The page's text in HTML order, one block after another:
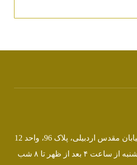
مقدس اردبیلی، پلاک 96، واحد 12
۴ بعد از ظهر تا ۸ شب